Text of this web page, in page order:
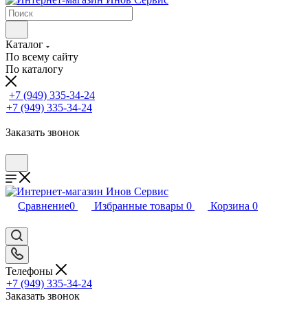
Каталог
По всему сайту
По каталогу
+7 (949) 335-34-24
+7 (949) 335-34-24
Заказать звонок
Сравнение0 Избранные товары 0 Корзина 0
Телефоны
+7 (949) 335-34-24
Заказать звонок